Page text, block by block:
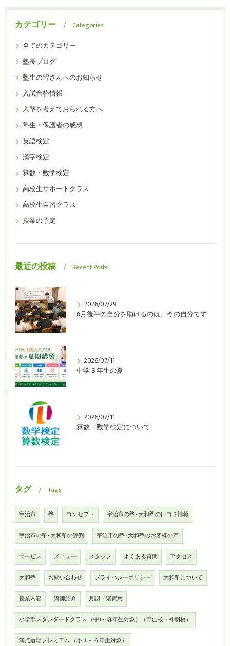
カテゴリー
Categories
全てのカテゴリー
塾長ブログ
塾生の皆さんへのお知らせ
入試合格情報
入塾を考えておられる方へ
塾生・保護者の感想
英語検定
漢字検定
算数・数学検定
高校生サポートクラス
高校生自習クラス
授業の予定
最近の投稿 Recent Posts
2026/07/29
8月後半の自分を助けるのは、今の自分です
2026/07/11
中学３年生の夏
2026/07/11
算数・数学検定について
タグ Tags
宇治市 塾 コンセプト 宇治市の塾･大和塾の口コミ情報
宇治市の塾･大和塾の評判 宇治市の塾･大和塾のお客様の声
サービス メニュー スタッフ よくある質問 アクセス
大和塾 お問い合わせ プライバシーポリシー 大和塾について
授業内容 講師紹介 月謝・諸費用
小学部スタンダードクラス （中1～③年生対象）（寺山校・神明校）
満点道場プレミアム （小４～６年生対象）